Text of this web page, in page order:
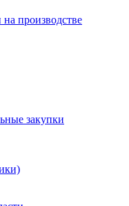
производстве
закупки